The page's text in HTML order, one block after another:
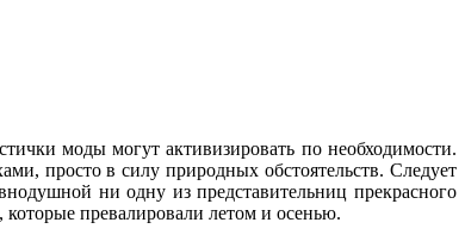
моды могут активизировать по необходимости.
просто в силу природных обстоятельств. Следует
ни одну из представительниц прекрасного
превалировали летом и осенью.